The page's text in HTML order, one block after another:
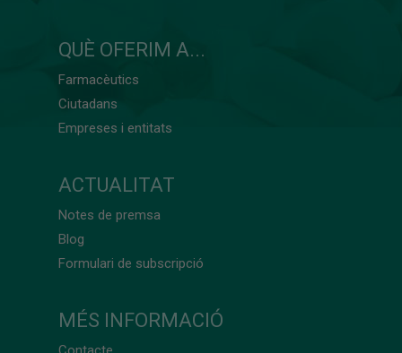
QUÈ OFERIM A...
Farmacèutics
Ciutadans
Empreses i entitats
ACTUALITAT
Notes de premsa
Blog
Formulari de subscripció
MÉS INFORMACIÓ